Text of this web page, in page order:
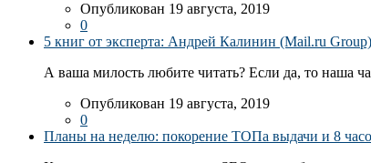
Опубликован 19 августа, 2019
0
5 книг от эксперта: Андрей Калинин (Mail.ru Group)
А ваша милость любите читать? Если да, то наша
Опубликован 19 августа, 2019
0
Планы на неделю: покорение ТОПа выдачи и 8